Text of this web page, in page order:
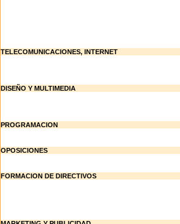
TELECOMUNICACIONES, INTERNET
DISEÑO Y MULTIMEDIA
PROGRAMACION
OPOSICIONES
FORMACION DE DIRECTIVOS